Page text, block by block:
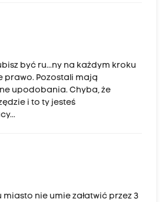
być ru...ny na każdym kroku
prawo. Pozostali mają
upodobania. Chyba, że
i to ty jesteś
nie umie załatwić przez 3